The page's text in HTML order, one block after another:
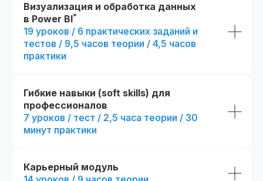
Визуализация и обработка данных
в Power BI*
19 уроков / 6 практических заданий и
тестов / 9,5 часов теории / 4,5 часов
практики
Гибкие навыки (soft skills) для
профессионалов
7 уроков / тест / 2,5 часа теории / 30
минут практики
Карьерный модуль